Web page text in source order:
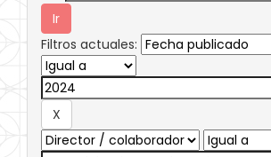
Filtros actuales: